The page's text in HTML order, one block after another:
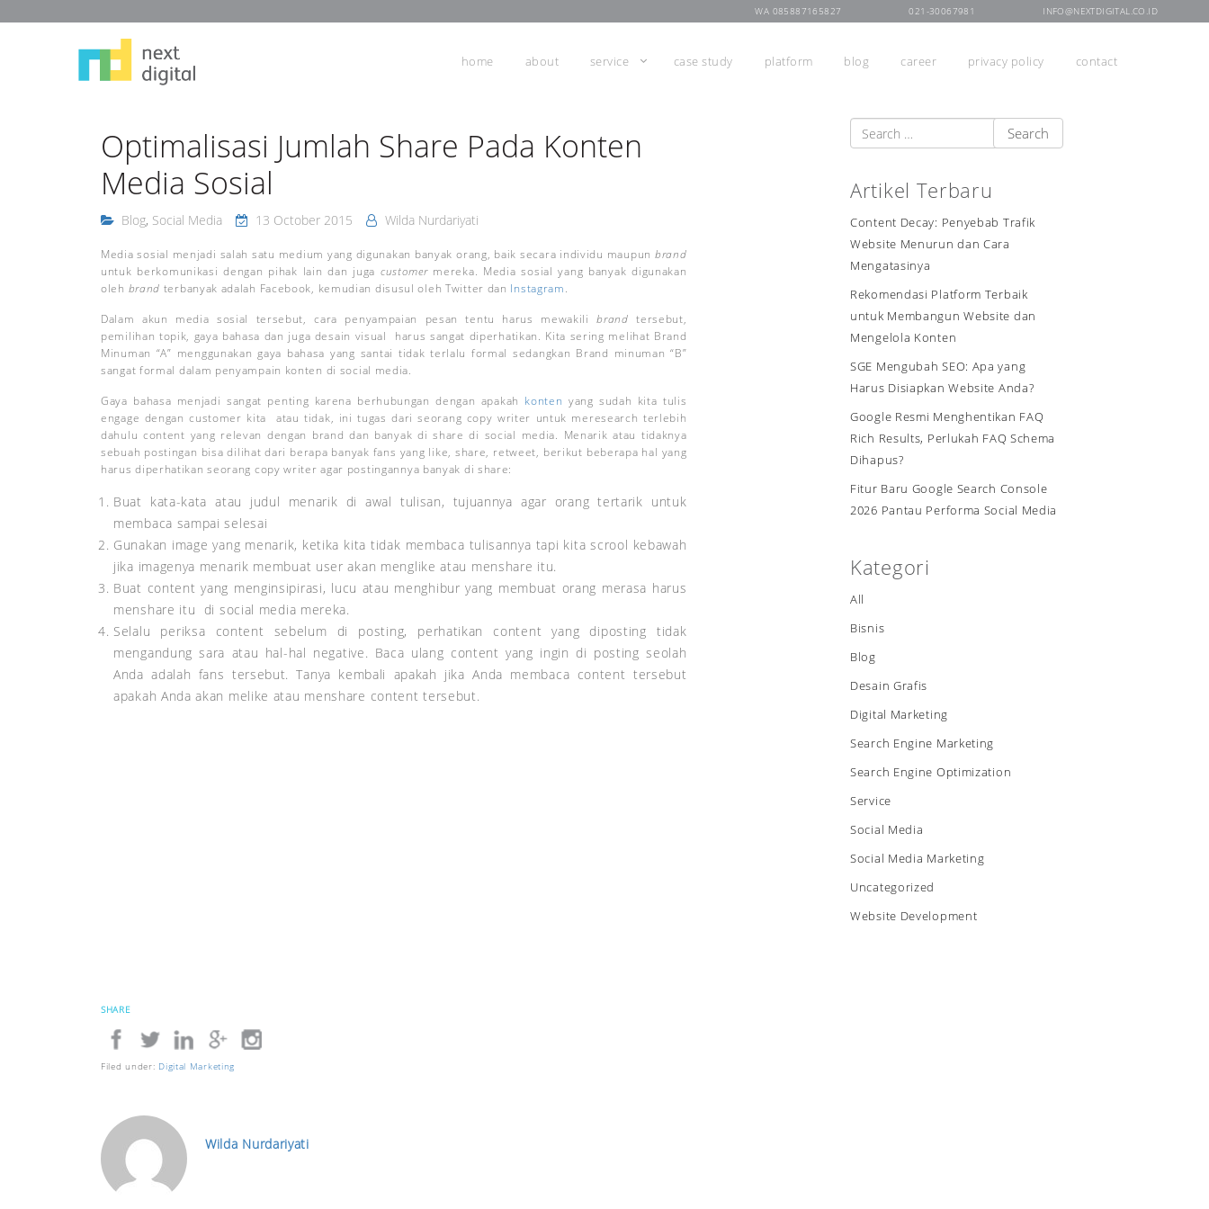
INFO@NEXTDIGITAL.CO.ID
021-30067981
WA 085887165827
home about service case study platform blog career privacy policy contact
Optimalisasi Jumlah Share Pada Konten
Media Sosial
Blog, Social Media 13 October 2015 Wilda Nurdariyati
Media sosial menjadi salah satu medium yang digunakan banyak orang, baik secara individu maupun brand
untuk berkomunikasi dengan pihak lain dan juga customermereka. Media sosial yang banyak digunakan
oleh brand terbanyak adalah Facebook, kemudian disusul oleh Twitter dan Instagram .
Dalam akun media sosial tersebut, cara penyampaian pesan tentu harus mewakilibrand tersebut,
pemilihan topik, gaya bahasa dan juga desain visual harus sangat diperhatikan. Kita sering melihat Brand
Minuman “A” menggunakan gaya bahasa yang santai tidak terlalu formal sedangkan Brand minuman “B”
sangat formal dalam penyampain konten di social media.
Gaya bahasa menjadi sangat penting karena berhubungan dengan apakah konten yang sudah kita tulis
engage dengan customer kita atau tidak, ini tugas dari seorang copy writer untuk meresearch terlebih
dahulu content yang relevan dengan brand dan banyak di share di social media. Menarik atau tidaknya
sebuah postingan bisa dilihat dari berapa banyak fans yang like, share, retweet, berikut beberapa hal yang
harus diperhatikan seorang copy writer agar postingannya banyak di share:
Buat kata-kata atau judul menarik di awal tulisan, tujuannya agar orang tertarik untuk
membaca sampai selesai
Gunakan image yang menarik, ketika kita tidak membaca tulisannya tapi kita scrool kebawah
jika imagenya menarik membuat user akan menglike atau menshare itu.
Buat content yang menginsipirasi, lucu atau menghibur yang membuat orang merasa harus
menshare itu di social media mereka.
Selalu periksa content sebelum di posting, perhatikan content yang diposting tidak
mengandung sara atau hal-hal negative. Baca ulang content yang ingin di posting seolah
Anda adalah fans tersebut. Tanya kembali apakah jika Anda membaca content tersebut
apakah Anda akan melike atau menshare content tersebut.
Artikel Terbaru
Content Decay: Penyebab Trafik
Website Menurun dan Cara
Mengatasinya
Rekomendasi Platform Terbaik
untuk Membangun Website dan
Mengelola Konten
SGE Mengubah SEO: Apa yang
Harus Disiapkan Website Anda?
Google Resmi Menghentikan FAQ
Rich Results, Perlukah FAQ Schema
Dihapus?
Fitur Baru Google Search Console
2026 Pantau Performa Social Media
Kategori
All
Bisnis
Blog
Desain Grafis
Digital Marketing
Search Engine Marketing
Search Engine Optimization
Service
Social Media
Social Media Marketing
Uncategorized
Website Development
SHARE
Filed under: Digital Marketing
Wilda Nurdariyati